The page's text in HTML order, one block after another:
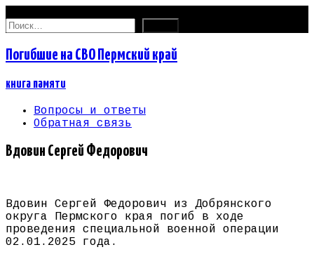
Найти:
Погибшие на СВО Пермский край
книга памяти
Вопросы и ответы
Обратная связь
Вдовин Сергей Федорович
Вдовин Сергей Федорович из Добрянского
округа Пермского края погиб в ходе
проведения специальной военной операции
02.01.2025 года.